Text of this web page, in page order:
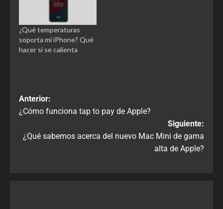
¿Qué temperaturas
soporta mi iPhone? Qué
hacer si se calienta
Anterior:
¿Cómo funciona tap to pay de Apple?
Siguiente:
¿Qué sabemos acerca del nuevo Mac Mini de gama
alta de Apple?